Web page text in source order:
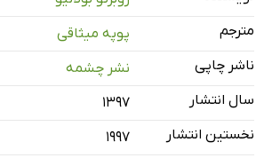
خنزرپنزری
موریسیو سیلوا ملقب به چشم
گومز پلَسیو
آخرین غروب‌های زمین
سرگردان در فرانسه و بلژیک
مترجم
پوپه میثاقی
ناشر چاپی
نشر چشمه
سال انتشار
۱۳۹۷
نخستین انتشار
1997